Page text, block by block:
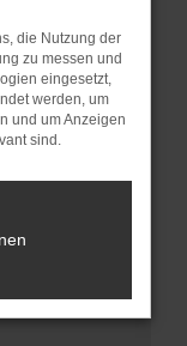
Stand
ein
dazu
nicht mehr
versucht
der
die Nutzung der
zu messen und
eingesetzt,
werden, um
und um Anzeigen
sind.